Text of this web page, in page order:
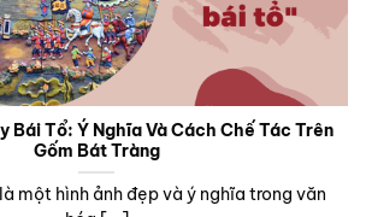
Bái Tổ: Ý Nghĩa Và Cách Chế Tác Trên
Gốm Bát Tràng
một hình ảnh đẹp và ý nghĩa trong văn